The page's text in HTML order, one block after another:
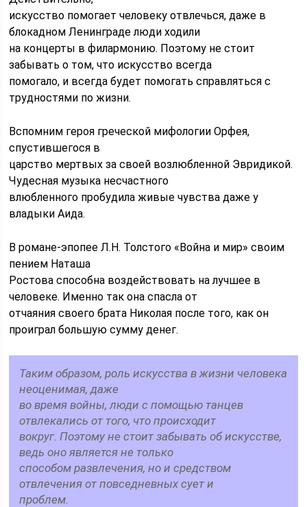
искусство помогает человеку отвлечься, даже в
блокадном Ленинграде люди ходили
на концерты в филармонию. Поэтому не стоит
забывать о том, что искусство всегда
помогало, и всегда будет помогать справляться с
трудностями по жизни.
Вспомним героя греческой мифологии Орфея,
спустившегося в
царство мертвых за своей возлюбленной Эвридикой.
Чудесная музыка несчастного
влюбленного пробудила живые чувства даже у
владыки Аида.
В романе-эпопее Л.Н. Толстого «Война и мир» своим
пением Наташа
Ростова способна воздействовать на лучшее в
человеке. Именно так она спасла от
отчаяния своего брата Николая после того, как он
проиграл большую сумму денег.
Таким образом, роль искусства в жизни человека
неоценимая, даже
во время войны, люди с помощью танцев
отвлекались от того, что происходит
вокруг. Поэтому не стоит забывать об искусстве,
ведь оно является не только
способом развлечения, но и средством
отвлечения от повседневных сует и
проблем.